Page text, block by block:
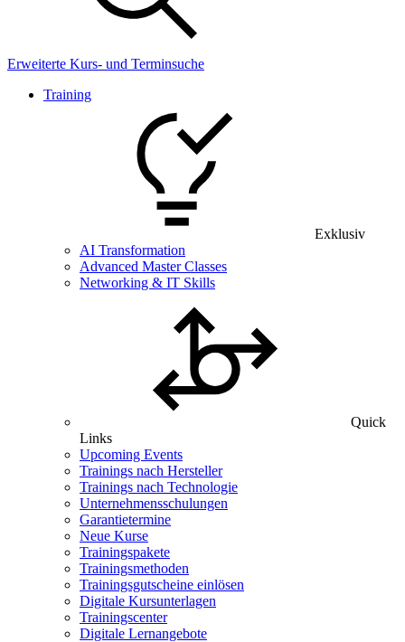
Erweiterte Kurs- und Terminsuche
Training
Exklusiv
AI Transformation
Advanced Master Classes
Networking & IT Skills
Quick
Links
Upcoming Events
Trainings nach Hersteller
Trainings nach Technologie
Unternehmensschulungen
Garantietermine
Neue Kurse
Trainingspakete
Trainingsmethoden
Trainingsgutscheine einlösen
Digitale Kursunterlagen
Trainingscenter
Digitale Lernangebote